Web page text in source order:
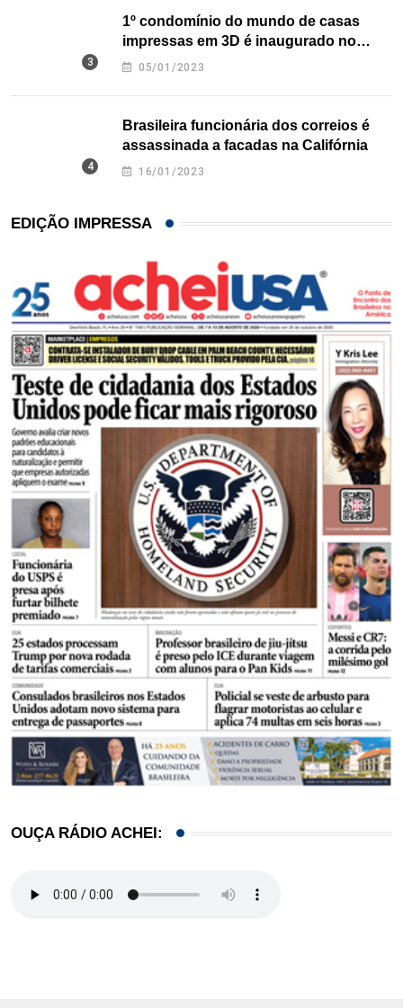
1º condomínio do mundo de casas
impressas em 3D é inaugurado no
Texas
05/01/2023
Brasileira funcionária dos correios é
assassinada a facadas na Califórnia
16/01/2023
EDIÇÃO IMPRESSA
OUÇA RÁDIO ACHEI: